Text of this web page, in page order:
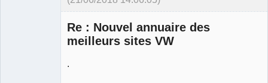
Re : Nouvel annuaire des
meilleurs sites VW
.